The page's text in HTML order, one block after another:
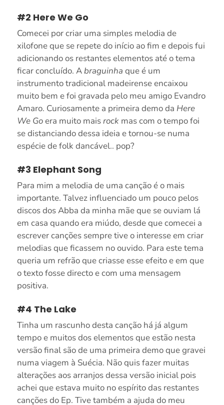
#2 Here We Go
Comecei por criar uma simples melodia de
xilofone que se repete do início ao fim e depois fui
adicionando os restantes elementos até o tema
ficar concluído. Abraguinha que é um
instrumento tradicional madeirense encaixou
muito bem e foi gravada pelo meu amigo Evandro
Amaro. Curiosamente a primeira demo da Here
We Goera muito maisrock mas com o tempo foi
se distanciando dessa ideia e tornou-se numa
espécie de folk dancável.. pop?
#3 Elephant Song
Para mim a melodia de uma canção é o mais
importante. Talvez influenciado um pouco pelos
discos dos Abba da minha mãe que se ouviam lá
em casa quando era miúdo, desde que comecei a
escrever canções sempre tive o interesse em criar
melodias que ficassem no ouvido. Para este tema
queria um refrão que criasse esse efeito e em que
o texto fosse directo e com uma mensagem
positiva.
#4 The Lake
Tinha um rascunho desta canção há já algum
tempo e muitos dos elementos que estão nesta
versão final são de uma primeira demo que gravei
numa viagem à Suécia. Não quis fazer muitas
alterações aos arranjos dessa versão inicial pois
achei que estava muito no espírito das restantes
canções do Ep. Tive também a ajuda do meu